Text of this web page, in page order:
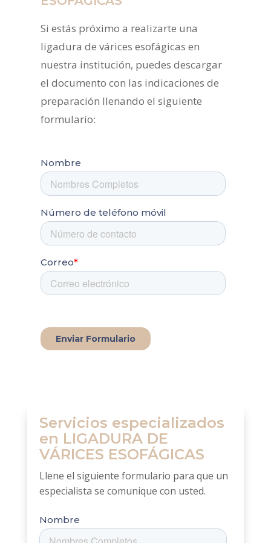
Si estás próximo a realizarte una
ligadura de várices esofágicas en
nuestra institución, puedes descargar
el documento con las indicaciones de
preparación llenando el siguiente
formulario:
Servicios especializados
en LIGADURA DE
VÁRICES ESOFÁGICAS
Llene el siguiente formulario para que un
especialista se comunique con usted.